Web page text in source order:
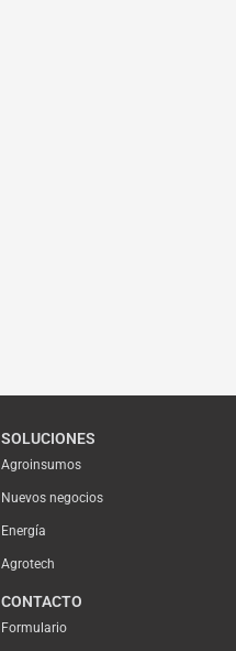
SOLUCIONES
Agroinsumos
Nuevos negocios
Energía
Agrotech
CONTACTO
Formulario